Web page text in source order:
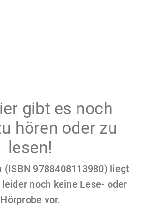
gibt es noch
hören oder zu
lesen!
(ISBN 9788408113980) liegt
noch keine Lese- oder
Hörprobe vor.